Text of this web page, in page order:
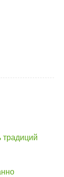
традиций